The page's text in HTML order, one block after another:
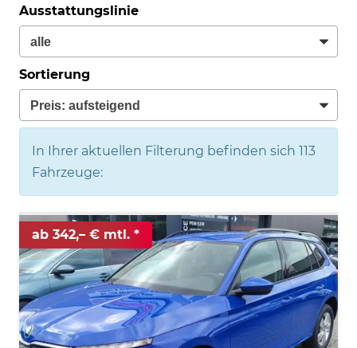
Ausstattungslinie
Sortierung
In Ihrer aktuellen Filterung befinden sich 113
Fahrzeuge:
ab 342,– € mtl.